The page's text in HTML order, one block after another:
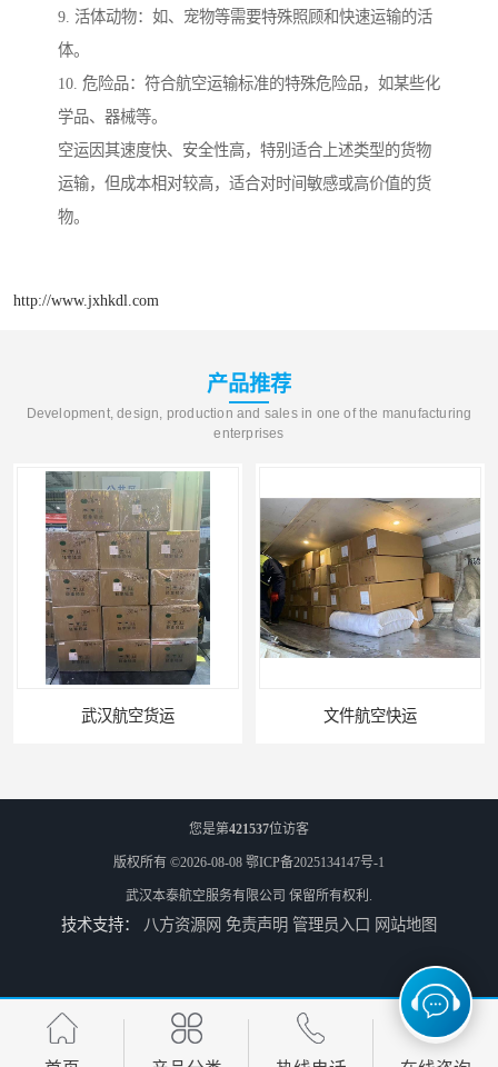
9. 活体动物：如、宠物等需要特殊照顾和快速运输的活
体。
10. 危险品：符合航空运输标准的特殊危险品，如某些化
学品、器械等。
空运因其速度快、安全性高，特别适合上述类型的货物
运输，但成本相对较高，适合对时间敏感或高价值的货
物。
http://www.jxhkdl.com
产品推荐
Development, design, production and sales in one of the manufacturing
enterprises
文件航空快运 专业空运公司
武汉机场货运站电话 西宁航空物流
您是第421537位访客
版权所有 ©2026-08-08 鄂ICP备2025134147号-1
武汉本泰航空服务有限公司 保留所有权利.
技术支持： 八方资源网 免责声明 管理员入口 网站地图